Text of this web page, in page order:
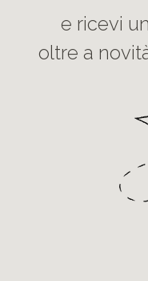
e ricevi
oltre a